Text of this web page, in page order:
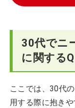
30代でニ
に関する
ここでは、30代
用する際に抱き